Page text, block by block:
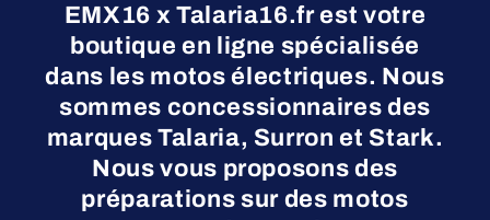
EMX16 x Talaria16.fr est votre
boutique en ligne spécialisée
dans les motos électriques. Nous
sommes concessionnaires des
marques Talaria, Surron et Stark.
Nous vous proposons des
préparations sur des motos